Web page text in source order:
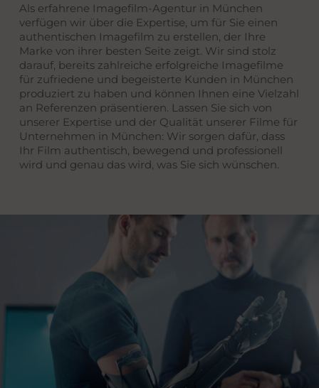
Als erfahrene Imagefilm-Agentur in München
verfügen wir über die Expertise, um für Sie einen
authentischen Imagefilm zu erstellen, der Ihre
Marke von ihrer besten Seite zeigt. Wir sind stolz
darauf, bereits zahlreiche erfolgreiche Imagefilme
für zufriedene und begeisterte Kunden in München
produziert zu haben und können Ihnen eine Vielzahl
an Referenzen präsentieren. Lassen Sie sich von
unserer Expertise und der Qualität unserer Filme für
Unternehmen in München: Wir sorgen dafür, dass
Ihr Film authentisch, bewegend und professionell
wird und genau das wird, was Sie sich wünschen.